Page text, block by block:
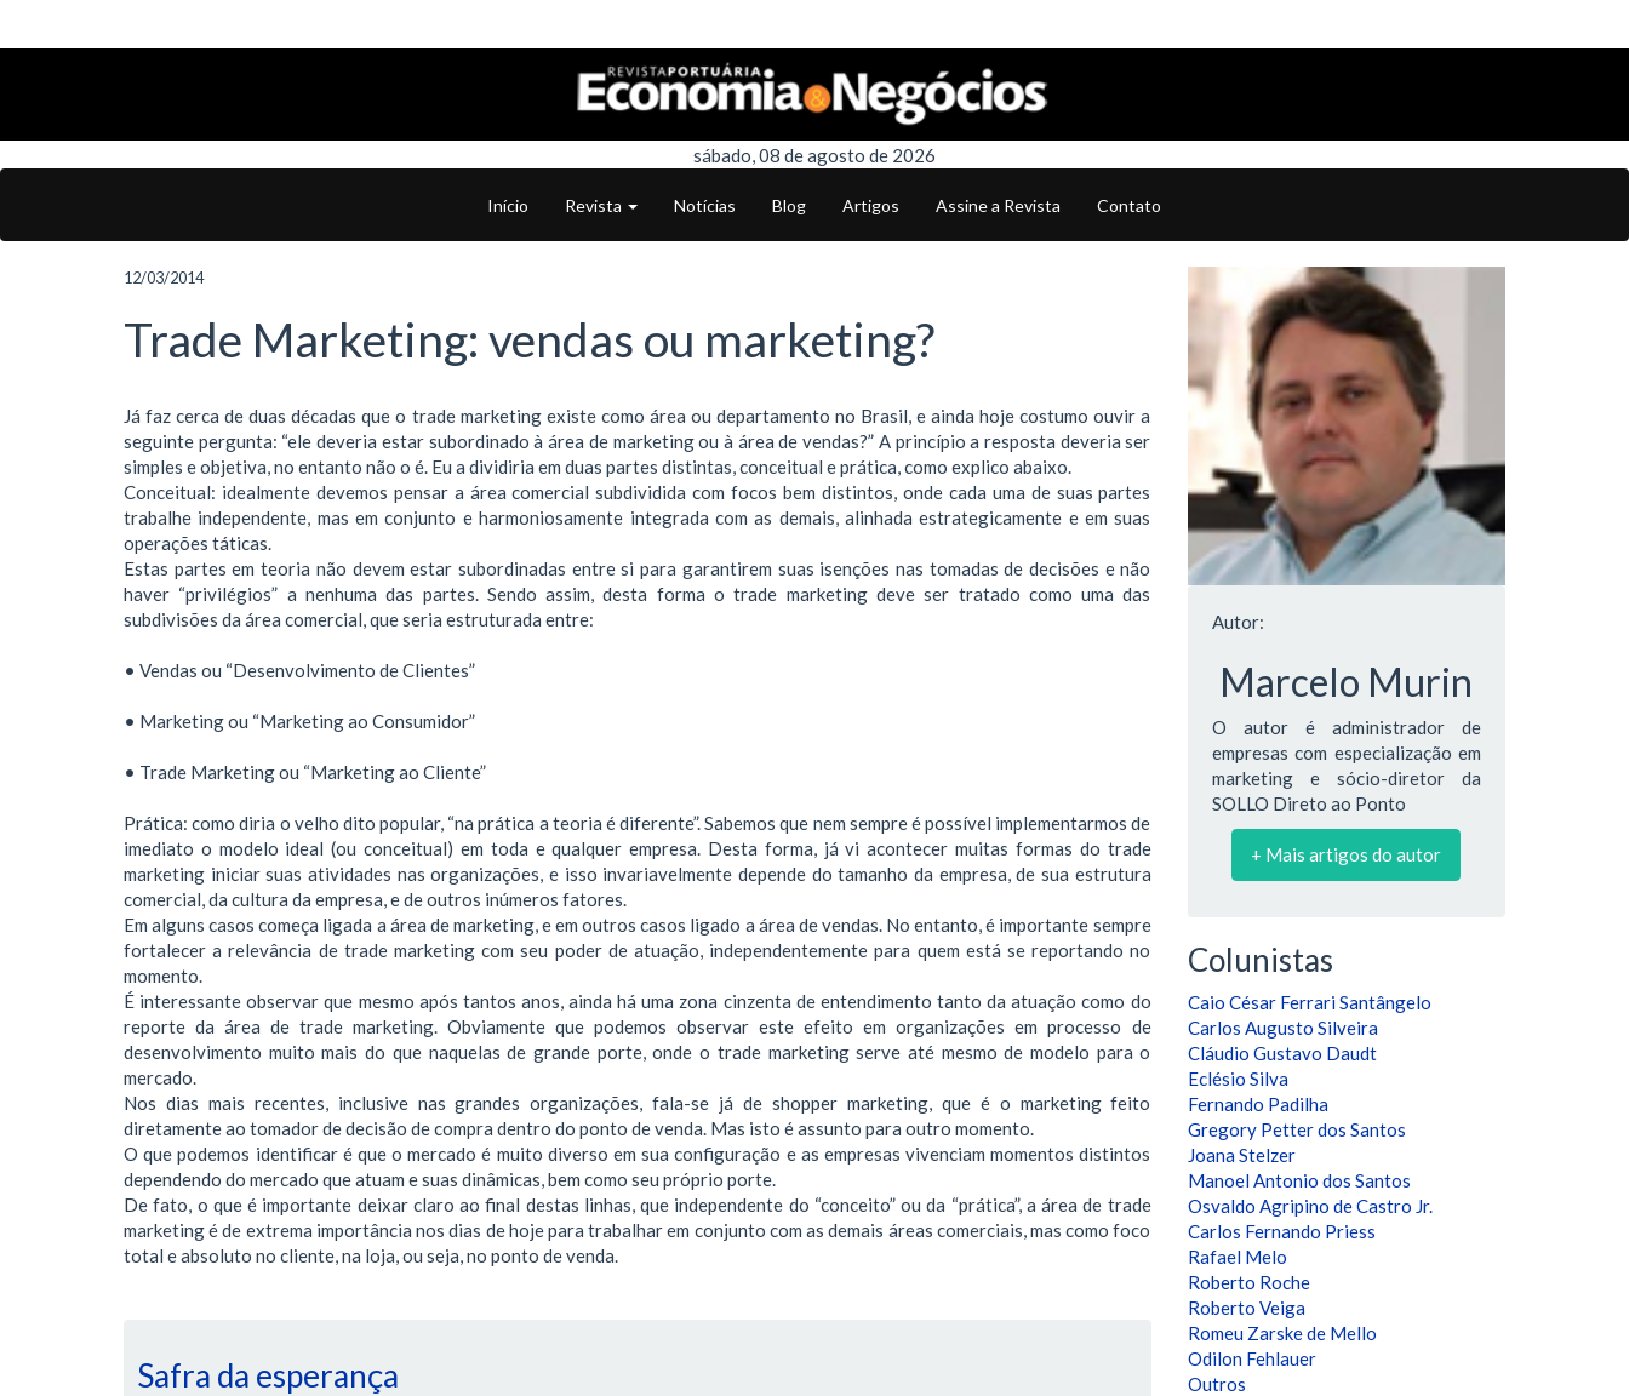
sábado, 08 de agosto de 2026
Início Revista Notícias Blog Artigos Assine a Revista Contato
12/03/2014
Trade Marketing: vendas ou marketing?
Já faz cerca de duas décadas que o trade marketing existe como área ou departamento no Brasil, e ainda hoje costumo ouvir a
seguinte pergunta: “ele deveria estar subordinado à área de marketing ou à área de vendas?” A princípio a resposta deveria ser
simples e objetiva, no entanto não o é. Eu a dividiria em duas partes distintas, conceitual e prática, como explico abaixo.
Conceitual: idealmente devemos pensar a área comercial subdividida com focos bem distintos, onde cada uma de suas partes
trabalhe independente, mas em conjunto e harmoniosamente integrada com as demais, alinhada estrategicamente e em suas
operações táticas.
Estas partes em teoria não devem estar subordinadas entre si para garantirem suas isenções nas tomadas de decisões e não
haver “privilégios” a nenhuma das partes. Sendo assim, desta forma o trade marketing deve ser tratado como uma das
subdivisões da área comercial, que seria estruturada entre:
• Vendas ou “Desenvolvimento de Clientes”
• Marketing ou “Marketing ao Consumidor”
• Trade Marketing ou “Marketing ao Cliente”
Prática: como diria o velho dito popular, “na prática a teoria é diferente”. Sabemos que nem sempre é possível implementarmos de
imediato o modelo ideal (ou conceitual) em toda e qualquer empresa. Desta forma, já vi acontecer muitas formas do trade
marketing iniciar suas atividades nas organizações, e isso invariavelmente depende do tamanho da empresa, de sua estrutura
comercial, da cultura da empresa, e de outros inúmeros fatores.
Em alguns casos começa ligada a área de marketing, e em outros casos ligado a área de vendas. No entanto, é importante sempre
fortalecer a relevância de trade marketing com seu poder de atuação, independentemente para quem está se reportando no
momento.
É interessante observar que mesmo após tantos anos, ainda há uma zona cinzenta de entendimento tanto da atuação como do
reporte da área de trade marketing. Obviamente que podemos observar este efeito em organizações em processo de
desenvolvimento muito mais do que naquelas de grande porte, onde o trade marketing serve até mesmo de modelo para o
mercado.
Nos dias mais recentes, inclusive nas grandes organizações, fala-se já de shopper marketing, que é o marketing feito
diretamente ao tomador de decisão de compra dentro do ponto de venda. Mas isto é assunto para outro momento.
O que podemos identificar é que o mercado é muito diverso em sua configuração e as empresas vivenciam momentos distintos
dependendo do mercado que atuam e suas dinâmicas, bem como seu próprio porte.
De fato, o que é importante deixar claro ao final destas linhas, que independente do “conceito” ou da “prática”, a área de trade
marketing é de extrema importância nos dias de hoje para trabalhar em conjunto com as demais áreas comerciais, mas como foco
total e absoluto no cliente, na loja, ou seja, no ponto de venda.
Safra da esperança
Autor:
Marcelo Murin
O autor é administrador de
empresas com especialização em
marketing e sócio-diretor da
SOLLO Direto ao Ponto
+ Mais artigos do autor
Colunistas
Caio César Ferrari Santângelo
Carlos Augusto Silveira
Cláudio Gustavo Daudt
Eclésio Silva
Fernando Padilha
Gregory Petter dos Santos
Joana Stelzer
Manoel Antonio dos Santos
Osvaldo Agripino de Castro Jr.
Carlos Fernando Priess
Rafael Melo
Roberto Roche
Roberto Veiga
Romeu Zarske de Mello
Odilon Fehlauer
Outros